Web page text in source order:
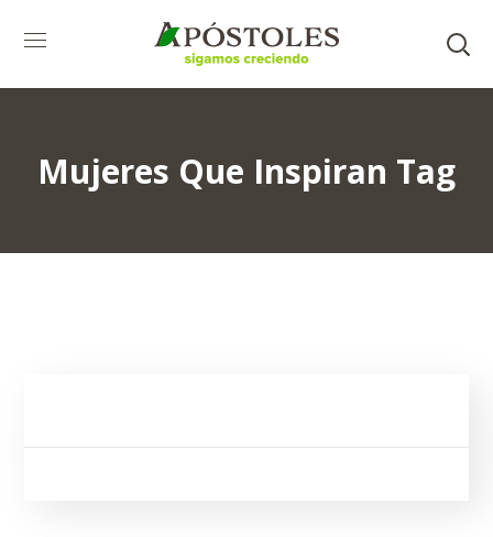
Mujeres Que Inspiran Tag